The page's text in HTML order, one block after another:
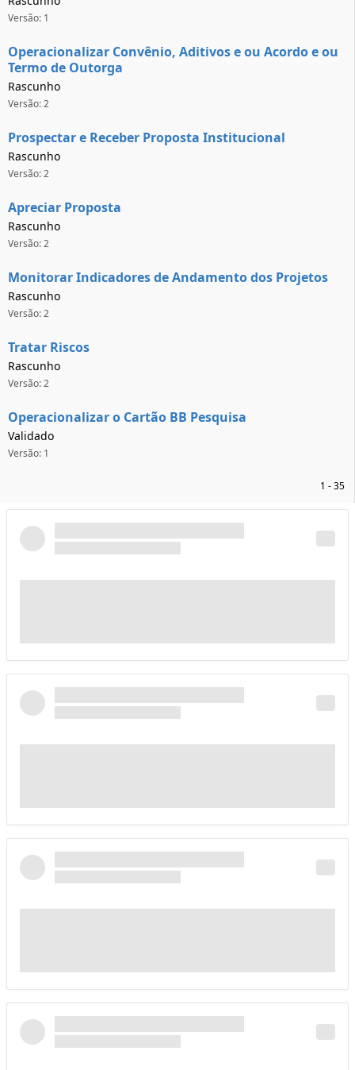
Versão: 1
Operacionalizar Convênio, Aditivos e ou Acordo e ou
Termo de Outorga
Rascunho
Versão: 2
Prospectar e Receber Proposta Institucional
Rascunho
Versão: 2
Apreciar Proposta
Rascunho
Versão: 2
Monitorar Indicadores de Andamento dos Projetos
Rascunho
Versão: 2
Tratar Riscos
Rascunho
Versão: 2
Operacionalizar o Cartão BB Pesquisa
Validado
Versão: 1
1 - 35